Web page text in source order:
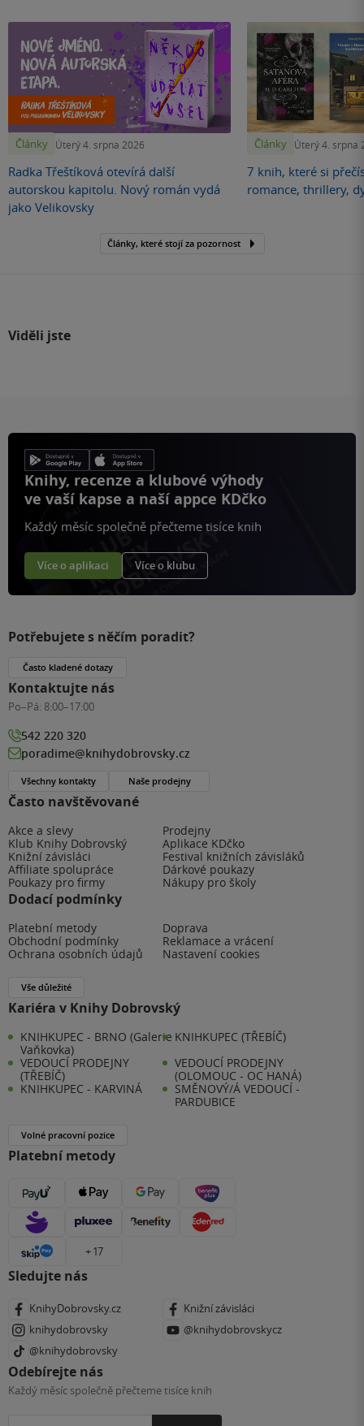
Články Úterý 4. srpna 2026
Radka Třeštíková otevírá další
autorskou kapitolu. Nový román vydá
jako Velikovsky
Články Úterý 4. srpna
7 knih, které si
romance, thrillery,
Články, které stojí za pozornost
Viděli jste
Knihy, recenze a klubové výhody
ve vaší kapse a naší appce KDčko
Každý měsíc společně přečteme tisíce knih
Více o aplikaci Více o klubu
Často navštěvované
Akce a slevy
Prodejny
Klub Knihy Dobrovský
Aplikace KDčko
Knižní závisláci
Festival knižních závisláků
Affiliate spolupráce
Dárkové poukazy
Poukazy pro firmy
Nákupy pro školy
Dodací podmínky
Platební metody
Doprava
Obchodní podmínky
Reklamace a vrácení
Ochrana osobních údajů
Nastavení cookies
Vše důležité
Kariéra v Knihy Dobrovský
KNIHKUPEC - BRNO (Galerie
Vaňkovka)
KNIHKUPEC (TŘEBÍČ)
VEDOUCÍ PRODEJNY
(TŘEBÍČ)
VEDOUCÍ PRODEJNY
(OLOMOUC - OC HANÁ)
KNIHKUPEC - KARVINÁ
SMĚNOVÝ/Á VEDOUCÍ -
PARDUBICE
Volné pracovní pozice
Platební metody
+ 17
Sledujte nás
KnihyDobrovsky.cz
Knižní závisláci
knihydobrovsky
@knihydobrovskycz
@knihydobrovsky
Odebírejte nás
Každý měsíc společně přečteme tisíce knih
Potřebujete s něčím poradit?
Často kladené dotazy
Kontaktujte nás
Po–Pá: 8:00–17:00
542 220 320
poradime@knihydobrovsky.cz
Všechny kontakty Naše prodejny